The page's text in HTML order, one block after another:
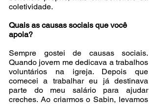
coletividade.
Quais as causas sociais que você
apoia?
Sempre gostei de causas sociais.
Quando jovem me dedicava a trabalhos
voluntários na igreja. Depois que
comecei a trabalhar eu já destinava
parte do meu salário para ajudar
creches. Ao criarmos o Sabin, levamos